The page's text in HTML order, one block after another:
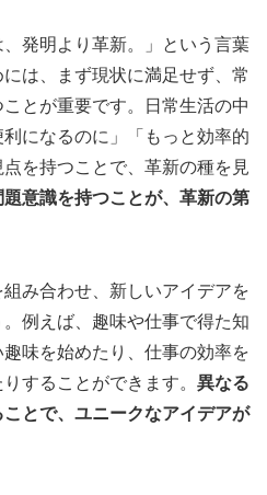
、発明より革新。」という言葉
は、まず現状に満足せず、常
とが重要です。日常生活の中
になるのに」「もっと効率的
を持つことで、革新の種を見
題意識を持つことが、革新の第
み合わせ、新しいアイデアを
例えば、趣味や仕事で得た知
味を始めたり、仕事の効率を
することができます。 異なる
とで、ユニークなアイデアが